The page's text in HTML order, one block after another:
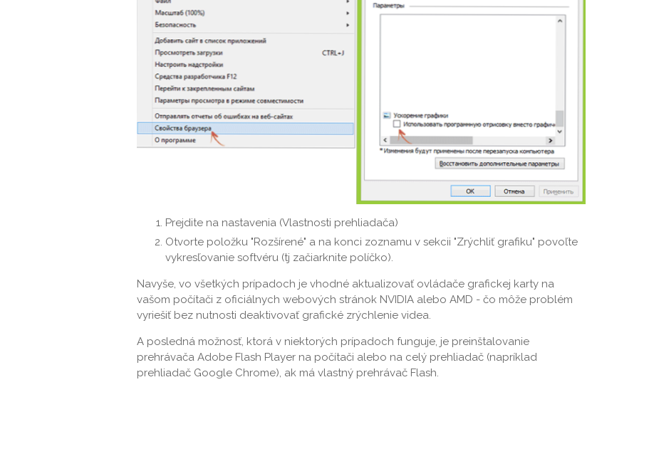
Prejdite na nastavenia (Vlastnosti prehliadača)
Otvorte položku "Rozšírené" a na konci zoznamu v sekcii "Zrýchliť grafiku" povoľte
vykresľovanie softvéru (tj začiarknite políčko).
Navyše, vo všetkých prípadoch je vhodné aktualizovať ovládače grafickej karty na
vašom počítači z oficiálnych webových stránok NVIDIA alebo AMD - čo môže problém
vyriešiť bez nutnosti deaktivovať grafické zrýchlenie videa.
A posledná možnosť, ktorá v niektorých prípadoch funguje, je preinštalovanie
prehrávača Adobe Flash Player na počítači alebo na celý prehliadač (napríklad
prehliadač Google Chrome), ak má vlastný prehrávač Flash.